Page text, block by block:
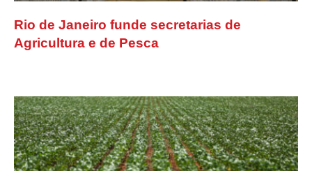
Rio de Janeiro funde secretarias de
Agricultura e de Pesca